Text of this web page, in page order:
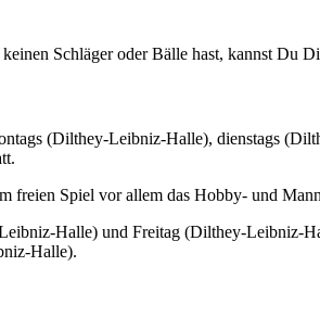
Schläger oder Bälle hast, kannst Du
(Dilthey-Leibniz-Halle), dienstags
freien Spiel vor allem das Hobby- und
Halle) und Freitag (Dilthey-Leibniz-
Halle).